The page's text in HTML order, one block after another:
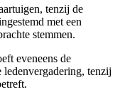
tenzij de
met een
stemmen.
eveneens de
ledenvergadering, tenzij